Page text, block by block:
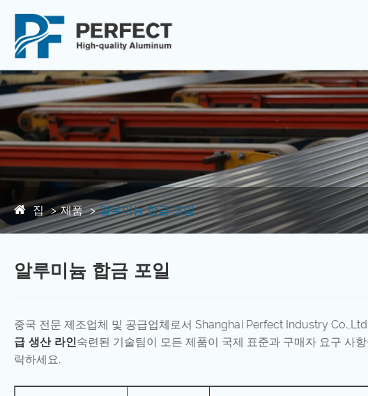
집 제품 알루미늄 합금 포일
알루미늄 합금 포일
중국 전문 제조업체 및 공급업체로서 Shanghai Perfect Industry
급 생산 라인숙련된 기술팀이 모든 제품이 국제 표준과 구매자 요구 사
락하세요.